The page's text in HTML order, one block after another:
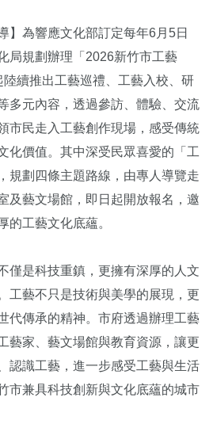
】為響應文化部訂定每年6月5日
局規劃辦理「2026新竹市工藝
陸續推出工藝巡禮、工藝入校、研
多元內容，透過參訪、體驗、交流
市民走入工藝創作現場，感受傳統
化價值。其中深受民眾喜愛的「工
規劃四條主題路線，由專人導覽走
及藝文場館，即日起開放報名，邀
的工藝文化底蘊。
僅是科技重鎮，更擁有深厚的人文
工藝不只是技術與美學的展現，更
代傳承的精神。市府透過辦理工藝
藝家、藝文場館與教育資源，讓更
認識工藝，進一步感受工藝與生活
市兼具科技創新與文化底蘊的城市